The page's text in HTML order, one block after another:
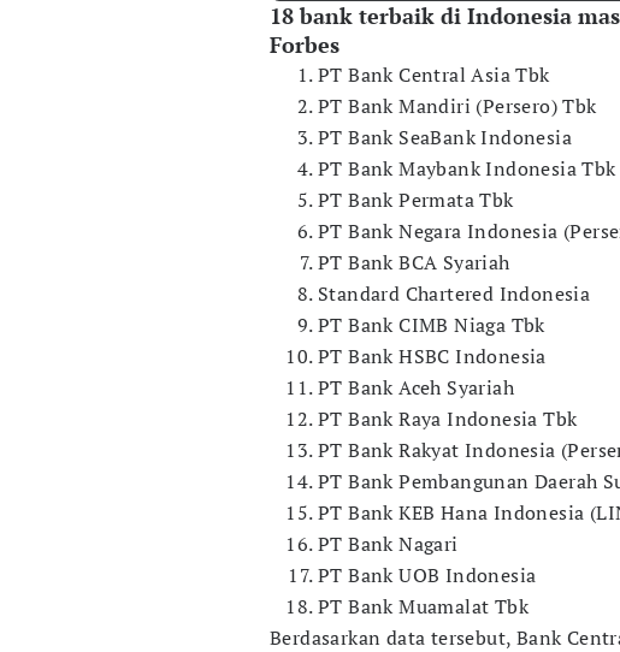
18 bank terbaik di Indonesia
Forbes
PT Bank Central Asia Tbk
PT Bank Mandiri (Persero) Tbk
PT Bank SeaBank Indonesia
PT Bank Maybank Indonesia Tbk
PT Bank Permata Tbk
PT Bank Negara Indonesia
PT Bank BCA Syariah
Standard Chartered Indonesia
PT Bank CIMB Niaga Tbk
PT Bank HSBC Indonesia
PT Bank Aceh Syariah
PT Bank Raya Indonesia Tbk
PT Bank Rakyat Indonesia
PT Bank Pembangunan Daerah
PT Bank KEB Hana Indonesia
PT Bank Nagari
PT Bank UOB Indonesia
PT Bank Muamalat Tbk
Berdasarkan data tersebut, Bank